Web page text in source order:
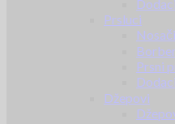
Prsluci
Prsni
Džepovi